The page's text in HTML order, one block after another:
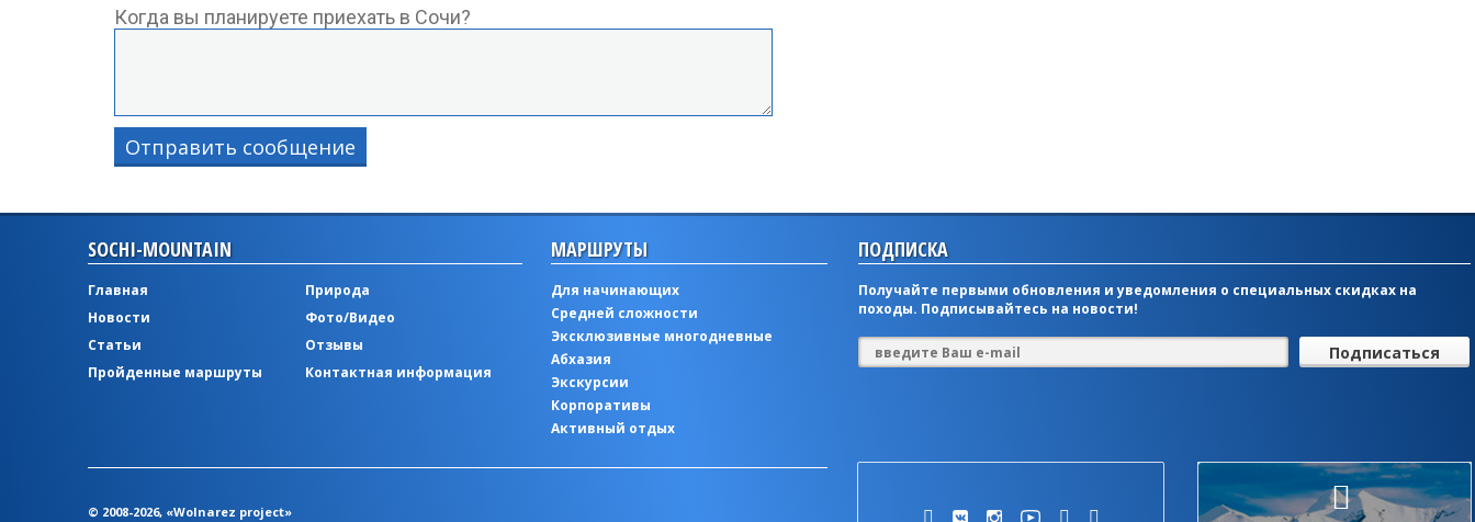
Когда вы планируете приехать в Сочи?
Отправить сообщение
SOCHI-MOUNTAIN
Главная
Новости
Статьи
Пройденные маршруты
Природа
Фото/Видео
Отзывы
Контактная информация
МАРШРУТЫ
Для начинающих
Средней сложности
Эксклюзивные многодневные
Абхазия
Экскурсии
Корпоративы
Активный отдых
ПОДПИСКА
Получайте первыми обновления и уведомления о специальных скидках на
походы. Подписывайтесь на новости!
© 2008-2026, «Wolnarez project»